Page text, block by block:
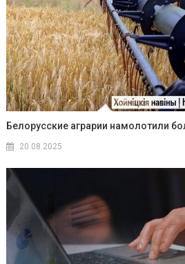
Белорусские аграрии намолотили
20.08.2025